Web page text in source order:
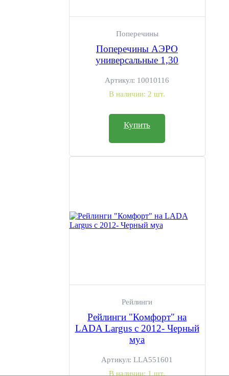
Поперечины
Поперечины АЭРО
универсальные 1,30
Артикул: 10010116
В наличии: 2 шт.
Купить
Рейлинги
Рейлинги "Комфорт" на
LADA Largus с 2012- Черный
муа
Артикул: LLA551601
В наличии: 1 шт.